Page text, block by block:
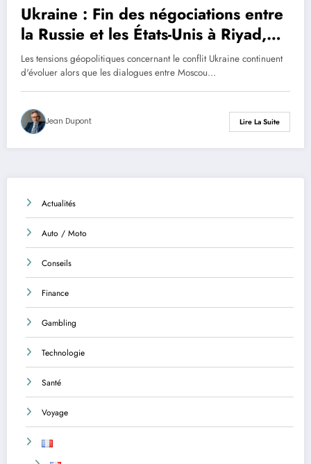
Ukraine : Fin des négociations entre
la Russie et les États-Unis à Riyad,
suivez les dernières nouvelles
Les tensions géopolitiques concernant le conflit Ukraine continuent
d'évoluer alors que les dialogues entre Moscou…
Jean Dupont Lire La Suite
Actualités
Auto / Moto
Conseils
Finance
Gambling
Technologie
Santé
Voyage